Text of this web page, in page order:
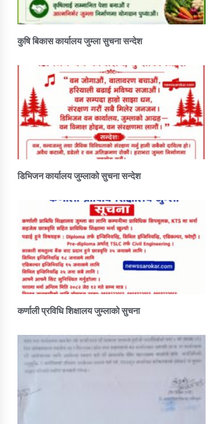
कुषि बिकास कार्यालय जुम्ला सुचना सन्देश
डिभिजन कार्यालय जुम्लाको सुचना सन्देश
कर्णाली प्रविधि शिक्षालय जुम्लाको सुचना